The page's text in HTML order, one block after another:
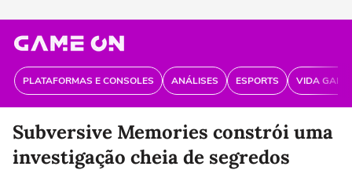
PLATAFORMAS E CONSOLES ANÁLISES ESPORTS VIDA
Subversive Memories constrói uma
investigação cheia de segredos